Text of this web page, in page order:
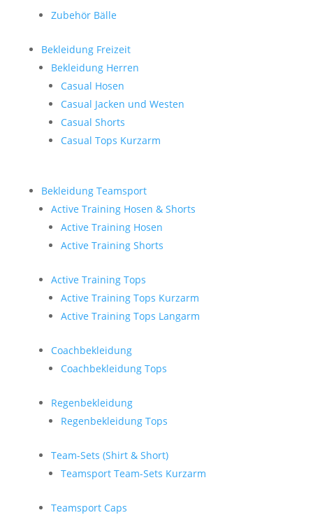
Zubehör Bälle
Bekleidung Freizeit
Bekleidung Herren
Casual Hosen
Casual Jacken und Westen
Casual Shorts
Casual Tops Kurzarm
Bekleidung Teamsport
Active Training Hosen & Shorts
Active Training Hosen
Active Training Shorts
Active Training Tops
Active Training Tops Kurzarm
Active Training Tops Langarm
Coachbekleidung
Coachbekleidung Tops
Regenbekleidung
Regenbekleidung Tops
Team-Sets (Shirt & Short)
Teamsport Team-Sets Kurzarm
Teamsport Caps